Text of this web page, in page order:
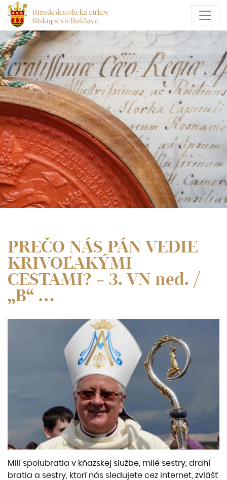
PREČO NÁS PÁN VEDIE
KRIVOĽAKÝMI
CESTAMI? – 3. VN ned. /
„B“ …
Milí spolubratia v kňazskej službe, milé sestry, drahí
bratia a sestry, ktorí nás sledujete cez internet, zvlášť